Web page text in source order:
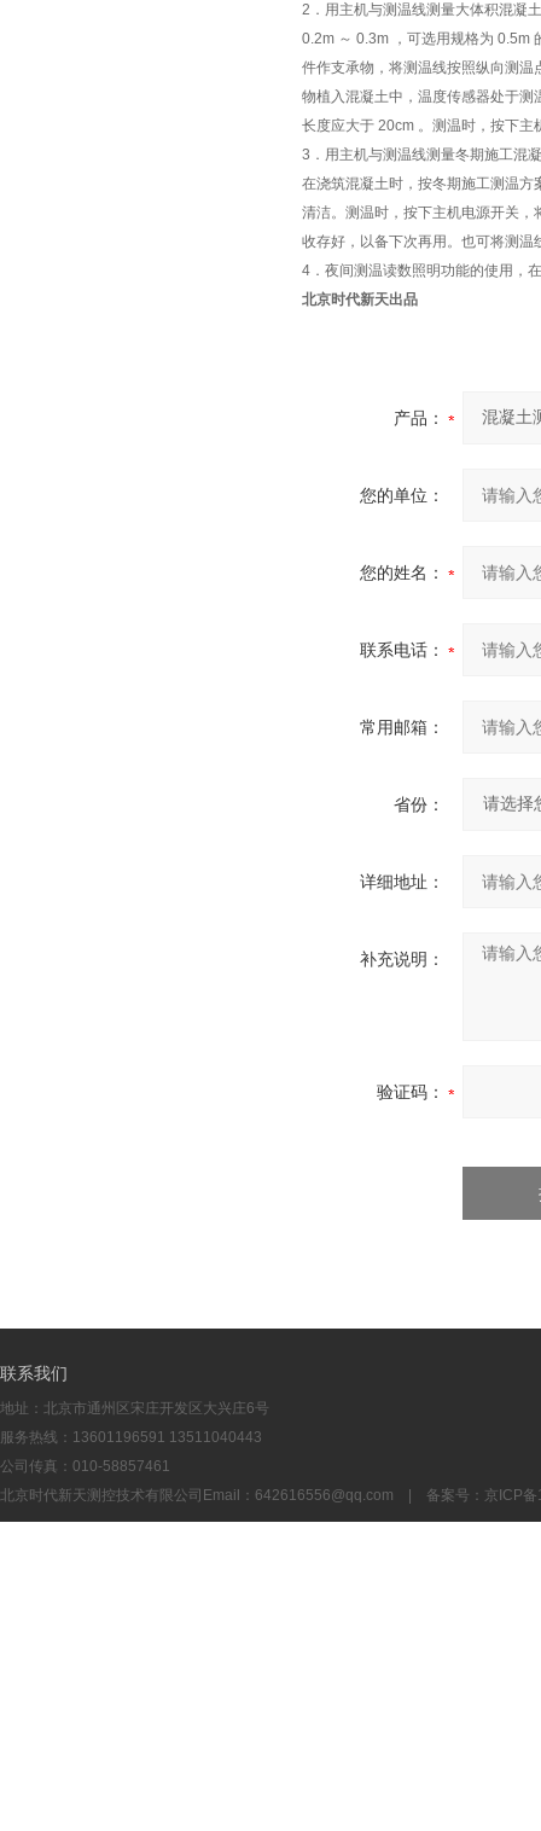
2．用主机与测温线测量大体积混凝
0.2m ～ 0.3m ，可选用规格为 0.5m
件作支承物，将测温线按照纵向测
物植入混凝土中，温度传感器处于
长度应大于 20cm 。测温时，按下
3．用主机与测温线测量冬期施工混
在浇筑混凝土时，按冬期施工测温
清洁。测温时，按下主机电源开关
收存好，以备下次再用。也可将测温
4．夜间测温读数照明功能的使用，
北京时代新天出品
产品：
您的单位：
您的姓名：
联系电话：
常用邮箱：
省份：
详细地址：
补充说明：
验证码：
联系我们
地址：北京市通州区宋庄开发区大兴庄6号
服务热线：13601196591 13511040443
公司传真：010-58857461
北京时代新天测控技术有限公司Email： 642616556@qq.com | 备案号： 京ICP